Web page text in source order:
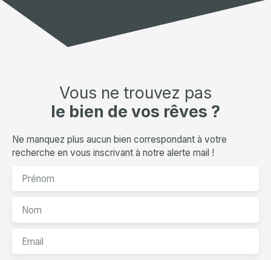
Vous ne trouvez pas
le bien de vos rêves ?
Ne manquez plus aucun bien correspondant à votre
recherche en vous inscrivant à notre alerte mail !
Prénom
Nom
Email